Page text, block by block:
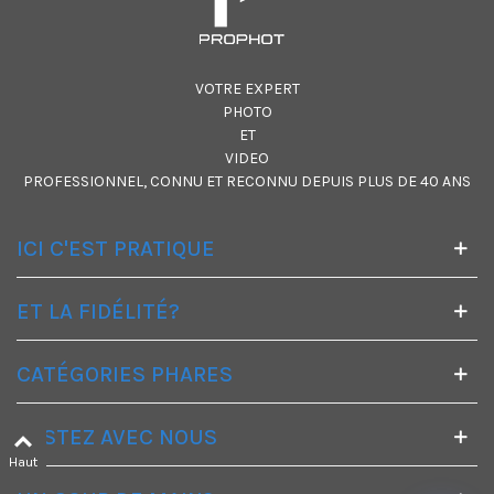
VOTRE EXPERT
PHOTO
ET
VIDEO
PROFESSIONNEL, CONNU ET RECONNU DEPUIS PLUS DE 40 ANS
ICI C'EST PRATIQUE
ET LA FIDÉLITÉ?
CATÉGORIES PHARES
RESTEZ AVEC NOUS
Haut